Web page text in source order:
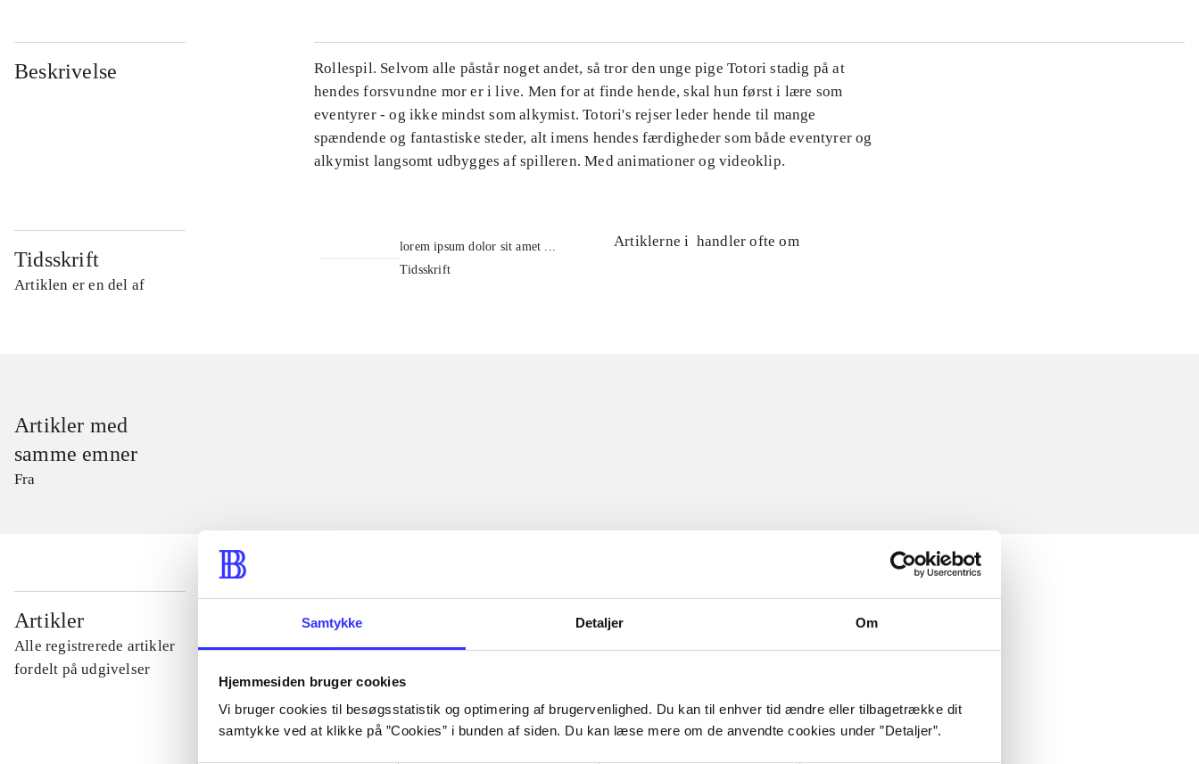
Samtykke Detaljer Om
Hjemmesiden bruger cookies
Vi bruger cookies til besøgsstatistik og optimering af brugervenlighed. Du kan til enhver tid ændre eller tilbagetrække dit
samtykke ved at klikke på ”Cookies” i bunden af siden. Du kan læse mere om de anvendte cookies under ”Detaljer”.
Beskrivelse
Rollespil. Selvom alle påstår noget andet, så tror den unge pige Totori stadig på at
hendes forsvundne mor er i live. Men for at finde hende, skal hun først i lære som
eventyrer - og ikke mindst som alkymist. Totori's rejser leder hende til mange
spændende og fantastiske steder, alt imens hendes færdigheder som både eventyrer og
alkymist langsomt udbygges af spilleren. Med animationer og videoklip.
Tidsskrift
Artiklen er en del af
lorem ipsum dolor sit amet ...
Tidsskrift
Artiklerne i handler ofte om
Artikler med
samme emner
Fra
Artikler
Alle registrerede artikler
fordelt på udgivelser
...